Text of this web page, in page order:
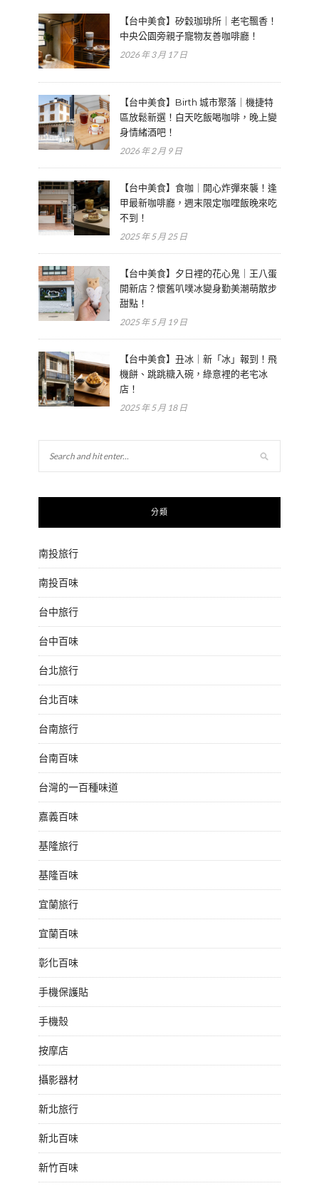
【台中美食】矽穀珈琲所｜老宅飄香！
中央公園旁親子寵物友善咖啡廳！
2026 年 3 月 17 日
【台中美食】Birth 城市聚落｜機捷特
區放鬆新選！白天吃飯喝咖啡，晚上變
身情緒酒吧！
2026 年 2 月 9 日
【台中美食】食咖｜開心炸彈來襲！逢
甲最新咖啡廳，週末限定咖哩飯晚來吃
不到！
2025 年 5 月 25 日
【台中美食】夕日裡的花心鬼｜王八蛋
開新店？懷舊叭噗冰變身勤美潮萌散步
甜點！
2025 年 5 月 19 日
【台中美食】丑冰｜新「冰」報到！飛
機餅、跳跳糖入碗，綠意裡的老宅冰
店！
2025 年 5 月 18 日
分類
南投旅行
南投百味
台中旅行
台中百味
台北旅行
台北百味
台南旅行
台南百味
台灣的一百種味道
嘉義百味
基隆旅行
基隆百味
宜蘭旅行
宜蘭百味
彰化百味
手機保護貼
手機殼
按摩店
攝影器材
新北旅行
新北百味
新竹百味